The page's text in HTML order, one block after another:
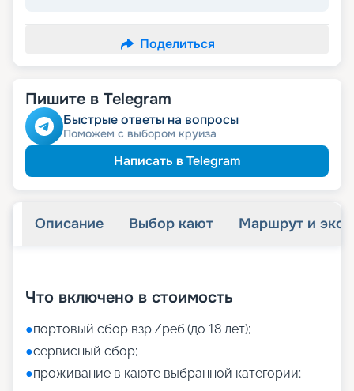
Поделиться
Пишите в Telegram
Быстрые ответы на вопросы
Поможем с выбором круиза
Написать в Telegram
Описание Выбор кают Маршрут и
Что включено в стоимость
●портовый сбор взр./реб.(до 18 лет);
●сервисный сбор;
●проживание в каюте выбранной категории;